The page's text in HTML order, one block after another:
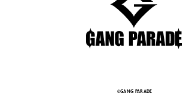
©GANG PARADE